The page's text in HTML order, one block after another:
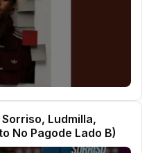
Ludmilla,
No Pagode Lado B)